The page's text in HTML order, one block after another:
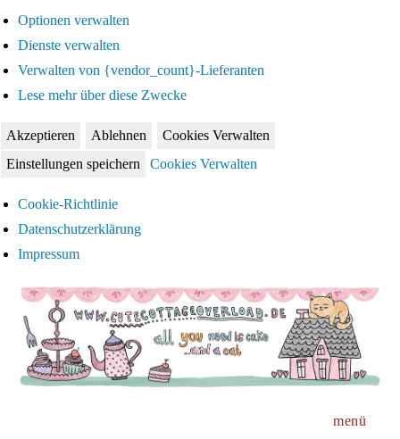
Optionen verwalten
Dienste verwalten
Verwalten von {vendor_count}-Lieferanten
Lese mehr über diese Zwecke
Akzeptieren Ablehnen
Cookies Verwalten
Einstellungen speichern
Cookies Verwalten
Cookie-Richtlinie
Datenschutzerklärung
Impressum
Zum
springen
menü